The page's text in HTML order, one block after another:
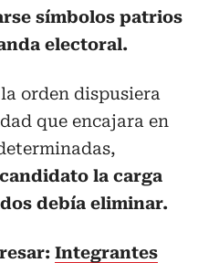
símbolos patrios
electoral.
orden dispusiera
que encajara en
la carga
debía eliminar.
Integrantes